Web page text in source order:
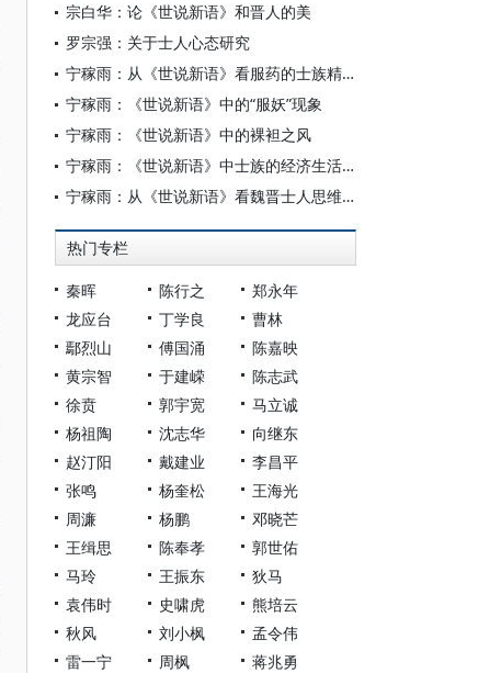
宗白华：论《世说新语》和晋人的美
罗宗强：关于士人心态研究
宁稼雨：从《世说新语》看服药的士族精神
宁稼雨：《世说新语》中的“服妖”现象
宁稼雨：《世说新语》中的裸袒之风
宁稼雨：《世说新语》中士族的经济生活与精神归宿
宁稼雨：从《世说新语》看魏晋士人思维方式和处世态度的嬗变
热门专栏
秦晖 陈行之
郑永年
龙应台
丁学良
曹林
鄢烈山
傅国涌
陈嘉映
黄宗智
于建嵘
陈志武
徐贲
郭宇宽
马立诚
杨祖陶
沈志华
向继东
赵汀阳
戴建业
李昌平
张鸣
杨奎松
王海光
周濂
杨鹏
邓晓芒
王缉思
陈奉孝
郭世佑
马玲
王振东
狄马
袁伟时
史啸虎
熊培云
秋风
刘小枫
孟令伟
雷一宁
周枫
蒋兆勇